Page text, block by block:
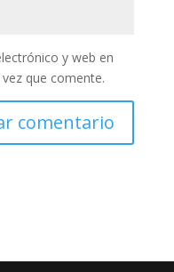
y web en
que comente.